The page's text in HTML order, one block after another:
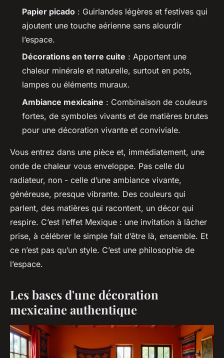
Papier picado : Guirlandes légères et festives qui
ajoutent une touche aérienne sans alourdir
l’espace.
Décorations en terre cuite : Apportent une
chaleur minérale et naturelle, surtout en pots,
lampes ou éléments muraux.
Ambiance mexicaine : Combinaison de couleurs
fortes, de symboles vivants et de matières brutes
pour une décoration vivante et conviviale.
Vous entrez dans une pièce et, immédiatement, une
onde de chaleur vous enveloppe. Pas celle du
radiateur, non - celle d’une ambiance vivante,
généreuse, presque vibrante. Des couleurs qui
parlent, des matières qui racontent, un décor qui
respire. C’est l’effet Mexique : une invitation à lâcher
prise, à célébrer le simple fait d’être là, ensemble. Et
ce n’est pas qu’un style. C’est une philosophie de
l’espace.
Les bases d'une décoration
mexicaine authentique